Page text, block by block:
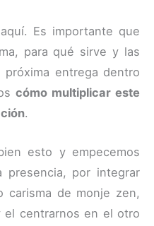
Es importante que
para qué sirve y las
entrega dentro
cómo multiplicar este
.
esto y empecemos
por integrar
carisma de monje zen,
el centrarnos en el otro